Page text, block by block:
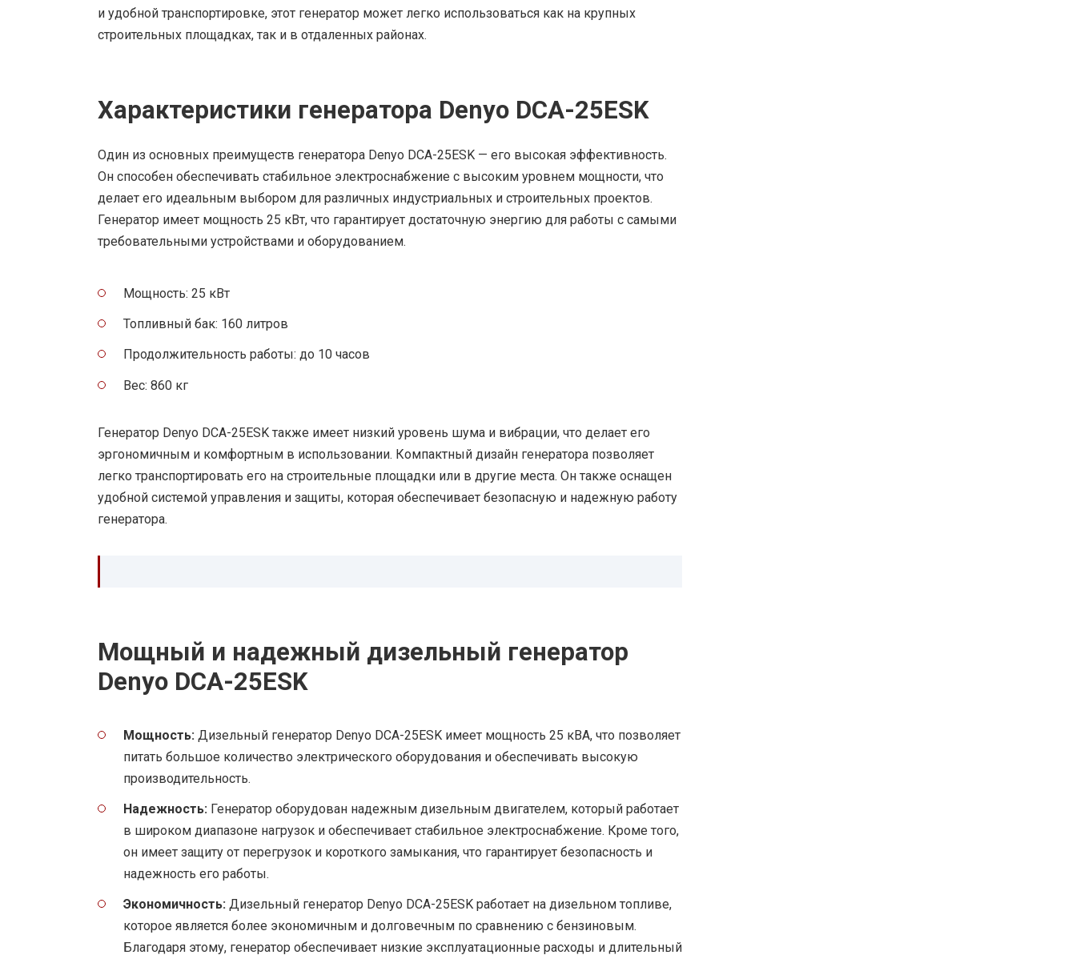
и удобной транспортировке, этот генератор может легко использоваться как на крупных
строительных площадках, так и в отдаленных районах.
Характеристики генератора Denyo DCA-25ESK
Один из основных преимуществ генератора Denyo DCA-25ESK — его высокая эффективность.
Он способен обеспечивать стабильное электроснабжение с высоким уровнем мощности, что
делает его идеальным выбором для различных индустриальных и строительных проектов.
Генератор имеет мощность 25 кВт, что гарантирует достаточную энергию для работы с самыми
требовательными устройствами и оборудованием.
Мощность: 25 кВт
Топливный бак: 160 литров
Продолжительность работы: до 10 часов
Вес: 860 кг
Генератор Denyo DCA-25ESK также имеет низкий уровень шума и вибрации, что делает его
эргономичным и комфортным в использовании. Компактный дизайн генератора позволяет
легко транспортировать его на строительные площадки или в другие места. Он также оснащен
удобной системой управления и защиты, которая обеспечивает безопасную и надежную работу
генератора.
Мощный и надежный дизельный генератор
Denyo DCA-25ESK
Мощность: Дизельный генератор Denyo DCA-25ESK имеет мощность 25 кВА, что позволяет
питать большое количество электрического оборудования и обеспечивать высокую
производительность.
Надежность: Генератор оборудован надежным дизельным двигателем, который работает
в широком диапазоне нагрузок и обеспечивает стабильное электроснабжение. Кроме того,
он имеет защиту от перегрузок и короткого замыкания, что гарантирует безопасность и
надежность его работы.
Экономичность: Дизельный генератор Denyo DCA-25ESK работает на дизельном топливе,
которое является более экономичным и долговечным по сравнению с бензиновым.
Благодаря этому, генератор обеспечивает низкие эксплуатационные расходы и длительный